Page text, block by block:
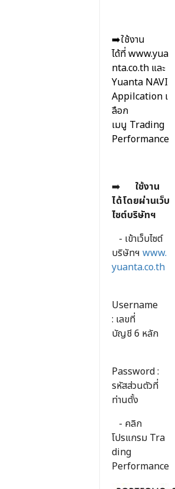
➡️ใช้งาน
ได้ที่ www.yua
nta.co.th และ
Yuanta NAVI
Appilcation เ
ลือก
เมนู Trading
Performance
➡
ใช้งาน
ได้โดยผ่านเว็บ
ไซต์บริษัทฯ
- เข้าเว็บไซต์
บริษัทฯ www.
yuanta.co.th
Username
: เลขที่
บัญชี 6 หลัก
Password :
รหัสส่วนตัวที่
ท่านตั้ง
- คลิก
โปรแกรม Tra
ding
Performance